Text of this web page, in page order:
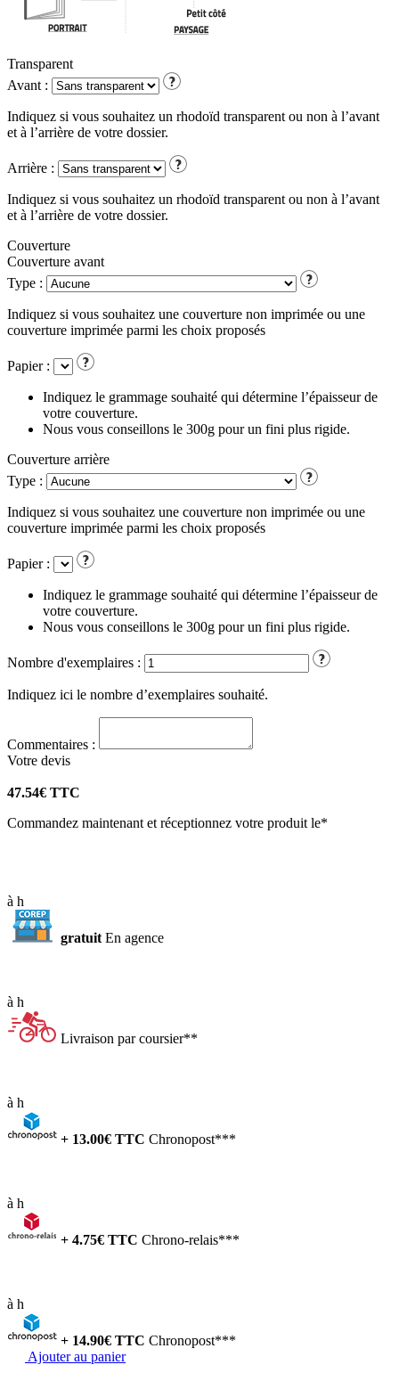
Transparent
Avant :
Indiquez si vous souhaitez un rhodoïd transparent ou non à l’avant
et à l’arrière de votre dossier.
Arrière :
Indiquez si vous souhaitez un rhodoïd transparent ou non à l’avant
et à l’arrière de votre dossier.
Couverture
Couverture avant
Type :
Indiquez si vous souhaitez une couverture non imprimée ou une
couverture imprimée parmi les choix proposés
Papier :
Indiquez le grammage souhaité qui détermine l’épaisseur de
votre couverture.
Nous vous conseillons le 300g pour un fini plus rigide.
Couverture arrière
Type :
Indiquez si vous souhaitez une couverture non imprimée ou une
couverture imprimée parmi les choix proposés
Papier :
Indiquez le grammage souhaité qui détermine l’épaisseur de
votre couverture.
Nous vous conseillons le 300g pour un fini plus rigide.
Nombre d'exemplaires :
Indiquez ici le nombre d’exemplaires souhaité.
Commentaires :
Votre devis
47.54€ TTC
Commandez maintenant et réceptionnez votre produit le*
à h
gratuit En agence
à h
Livraison par coursier**
à h
+ 13.00€ TTC Chronopost***
à h
+ 4.75€ TTC Chrono-relais***
à h
+ 14.90€ TTC Chronopost***
Ajouter au panier